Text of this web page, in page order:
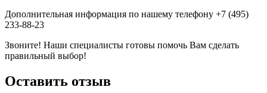
Дополнительная информация по нашему телефону +7 (495)
233-88-23
Звоните! Наши специалисты готовы помочь Вам сделать
правильный выбор!
Оставить отзыв